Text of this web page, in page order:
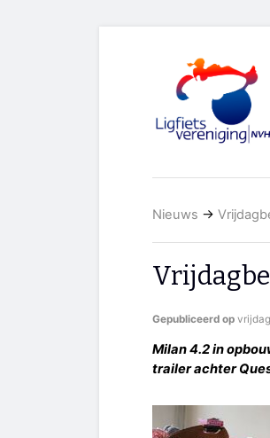
Nieuws →
Gepubliceerd op
Milan 4.2 in
trailer achter